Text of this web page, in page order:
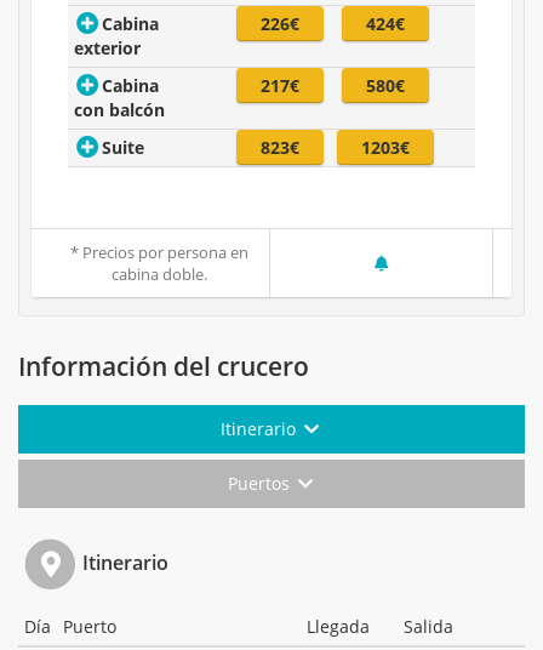
Cabina
exterior
226€ 424€
Cabina
con balcón
217€ 580€
Suite 823€ 1203€
* Precios por persona en
cabina doble.
Información del crucero
Itinerario
Puertos
Itinerario
Día Puerto Llegada
Salida